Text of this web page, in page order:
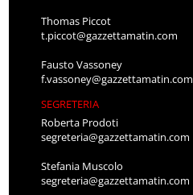
Thomas Piccot
t.piccot@gazzettamatin.com
Fausto Vassoney
f.vassoney@gazzettamatin.com
SEGRETERIA
Roberta Prodoti
segreteria@gazzettamatin.com
Stefania Muscolo
segreteria@gazzettamatin.com